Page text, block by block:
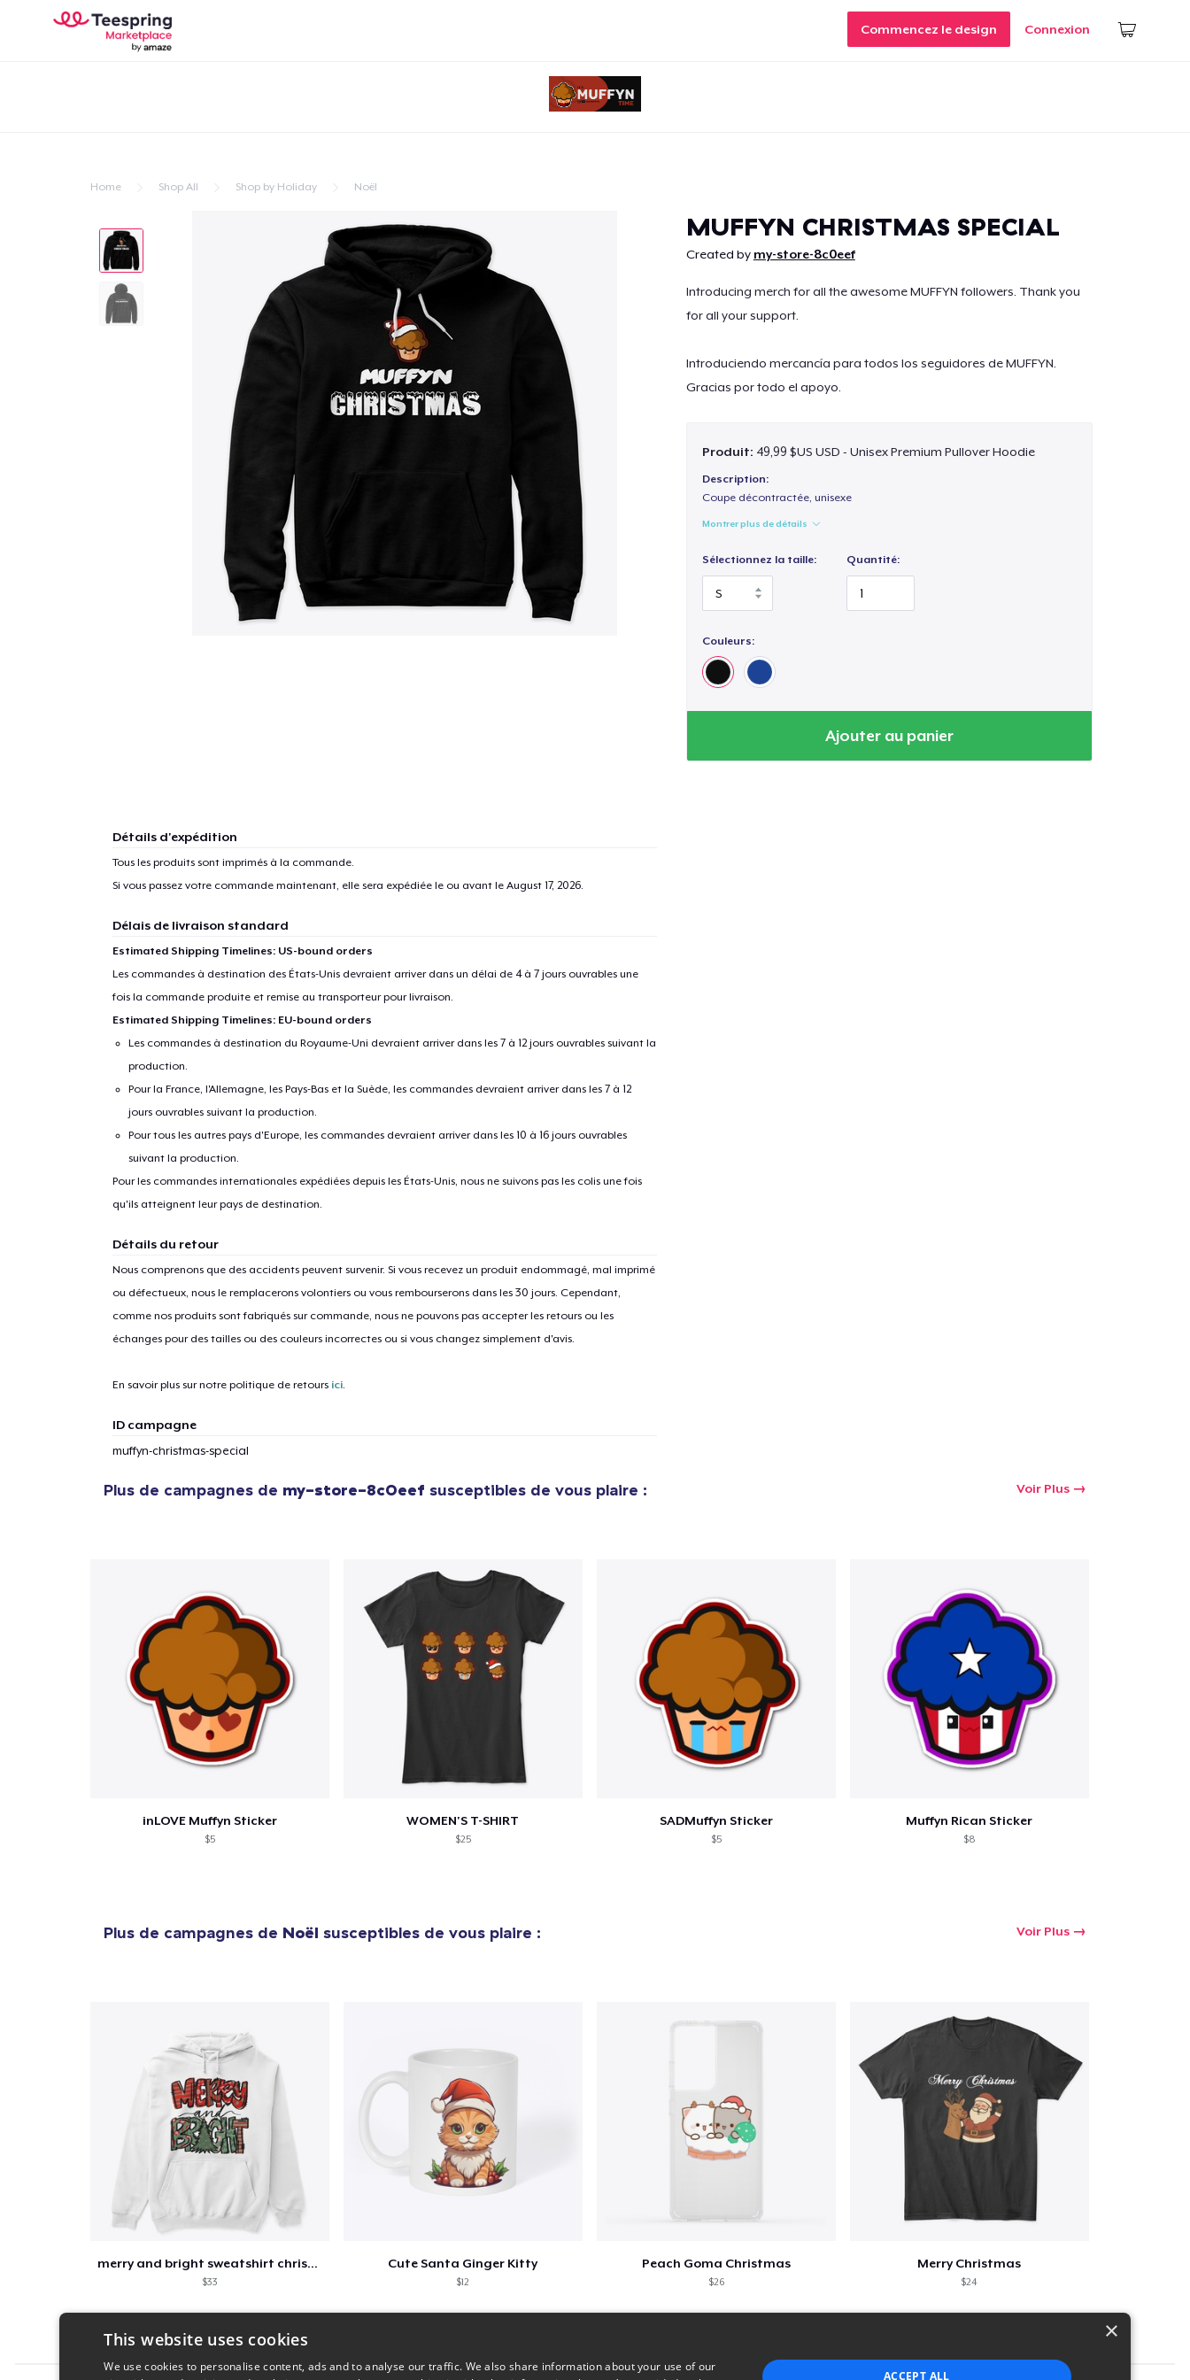
Commencez le design Connexion
Home Shop All Shop by Holiday Noël
MUFFYN CHRISTMAS SPECIAL
Created by my-store-8c0eef
Introducing merch for all the awesome MUFFYN followers. Thank you
for all your support.
Introduciendo mercancía para todos los seguidores de MUFFYN.
Gracias por todo el apoyo.
Produit: 49,99 $US USD - Unisex Premium Pullover Hoodie
Description:
Coupe décontractée, unisexe
Montrer plus de détails
Sélectionnez la taille: Quantité:
Couleurs:
Ajouter au panier
Détails d'expédition
Tous les produits sont imprimés à la commande.
Si vous passez votre commande maintenant, elle sera expédiée le ou avant le August 17, 2026.
Délais de livraison standard
Estimated Shipping Timelines: US-bound orders
Les commandes à destination des États-Unis devraient arriver dans un délai de 4 à 7 jours ouvrables une
fois la commande produite et remise au transporteur pour livraison.
Estimated Shipping Timelines: EU-bound orders
Les commandes à destination du Royaume-Uni devraient arriver dans les 7 à 12 jours ouvrables suivant la
production.
Pour la France, l'Allemagne, les Pays-Bas et la Suède, les commandes devraient arriver dans les 7 à 12
jours ouvrables suivant la production.
Pour tous les autres pays d'Europe, les commandes devraient arriver dans les 10 à 16 jours ouvrables
suivant la production.
Pour les commandes internationales expédiées depuis les États-Unis, nous ne suivons pas les colis une fois
qu'ils atteignent leur pays de destination.
Détails du retour
Nous comprenons que des accidents peuvent survenir. Si vous recevez un produit endommagé, mal imprimé
ou défectueux, nous le remplacerons volontiers ou vous rembourserons dans les 30 jours. Cependant,
comme nos produits sont fabriqués sur commande, nous ne pouvons pas accepter les retours ou les
échanges pour des tailles ou des couleurs incorrectes ou si vous changez simplement d'avis.
En savoir plus sur notre politique de retours ici.
ID campagne
muffyn-christmas-special
Plus de campagnes de my-store-8c0eef susceptibles de vous plaire : Voir Plus
inLOVE Muffyn Sticker
$5
WOMEN'S T-SHIRT
$25
SADMuffyn Sticker
$5
Muffyn Rican Sticker
$8
Plus de campagnes de Noël susceptibles de vous plaire : Voir Plus
merry and bright sweatshirt christmas
$33
Cute Santa Ginger Kitty
$12
Peach Goma Christmas
$26
Merry Christmas
$24
1article ajouté au Panier
×
This website uses cookies
We use cookies to personalise content, ads and to analyse our traffic. We also share information about your use of our
ACCEPT ALL